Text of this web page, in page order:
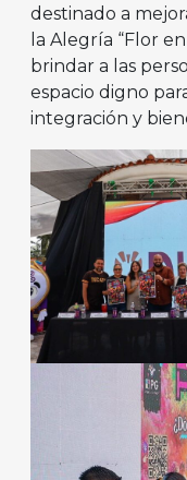
destinado a
la Alegría “Flor
brindar a las
espacio digno
integración y